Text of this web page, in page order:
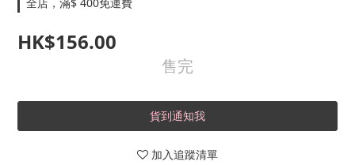
HK$156.00
售完
貨到通知我
加入追蹤清單